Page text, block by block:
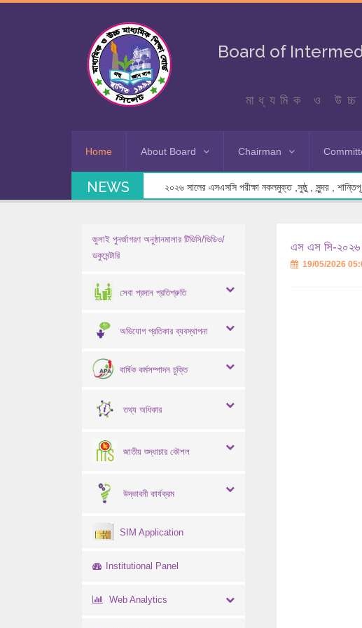
Board of
মাধ্যমিক ও উচ্চ
Home About Board Chairman
NEWS ২০২৬ সালের এসএসসি পরীক্ষা নকলমুক্ত ,সুষ্ঠু , সুন্দর ,
জুলাই পুনর্জাগরণ অনুষ্ঠানমালার টিভিসি/ভিডিও/
ডকুমেন্টারি
সেবা প্রদান প্রতিশ্রুতি
অভিযোগ প্রতিকার ব্যবস্থাপনা
বার্ষিক কর্মসম্পাদন চুক্তি
তথ্য অধিকার
জাতীয় শুদ্ধাচার কৌশল
উদ্ভাবনী কার্যক্রম
SIM Application
Institutional Panel
Web Analytics
এস এস সি-২০২৬
19/05/2026